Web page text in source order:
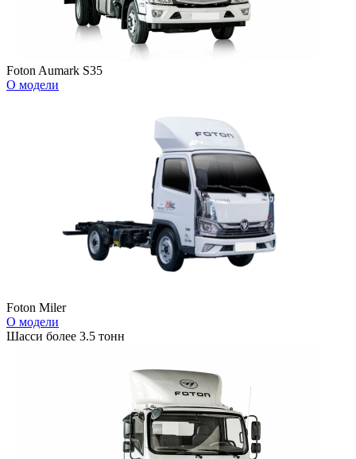
Foton Aumark S35
О модели
Foton Miler
О модели
Шасси более 3.5 тонн